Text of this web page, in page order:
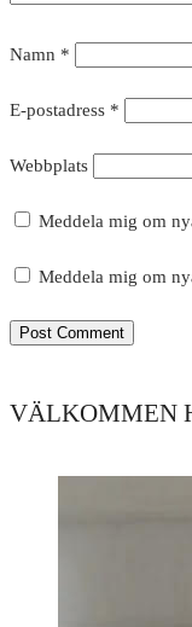
Namn *
E-postadress *
Webbplats
Meddela mig om
Meddela mig om
VÄLKOMMEN